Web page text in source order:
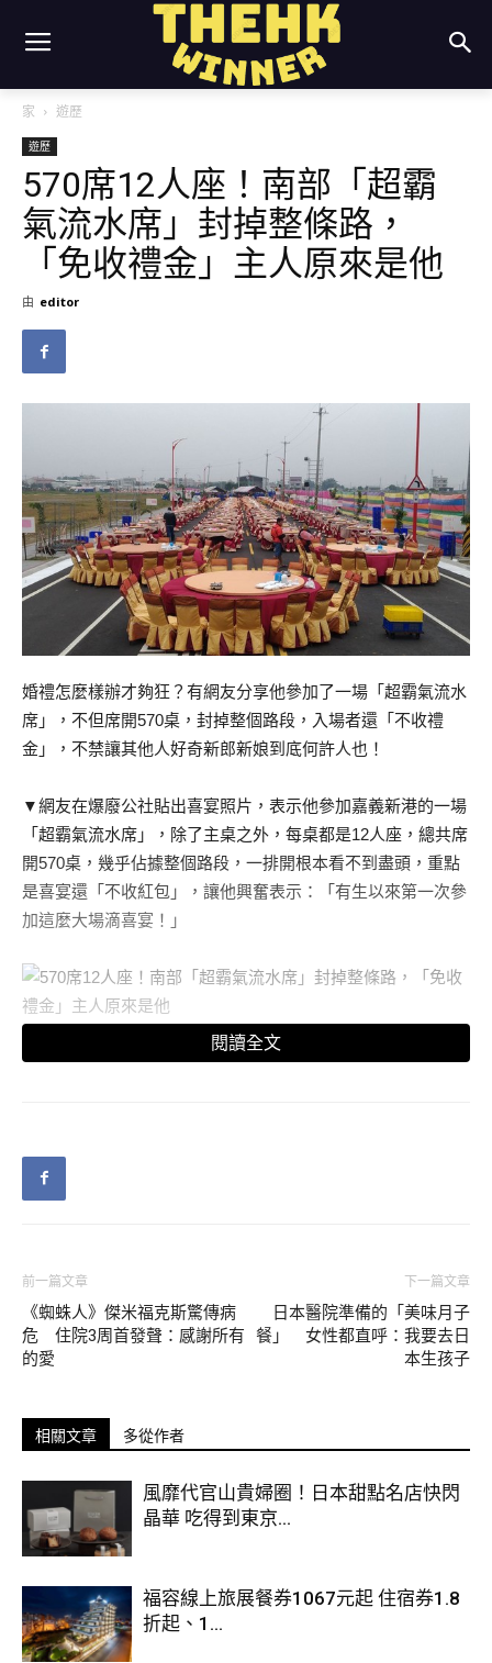
家 遊歷
遊歷
570席12人座！南部「超霸
氣流水席」封掉整條路，
「免收禮金」主人原來是他
由 editor
婚禮怎麼樣辦才夠狂？有網友分享他參加了一場「超霸氣流水
席」，不但席開570桌，封掉整個路段，入場者還「不收禮
金」，不禁讓其他人好奇新郎新娘到底何許人也！
▼網友在爆廢公社貼出喜宴照片，表示他參加嘉義新港的一場
「超霸氣流水席」，除了主桌之外，每桌都是12人座，總共席
開570桌，幾乎佔據整個路段，一排開根本看不到盡頭，重點
是喜宴還「不收紅包」，讓他興奮表示：「有生以來第一次參
加這麼大場滴喜宴！」
▼其他網友也直呼超狂，「現場可容納近7000人，好猛…」、
「第一道菜出來開始敬酒，570桌敬完，剛好甜品上了。」
來是嘉義縣議員葉孟龍迎娶美嬌娘助理，當天免收禮金就是要
讓鄉親「沾沾喜氣」。現場包括嘉義縣長張花冠、立委陳明
▼除了盛大排場外，現場還有6組總鋪師上演各種美食秀，其
中就包括了現切鮪魚秀。桃園、屏東等地的業者分別送來6條
閱讀全文
前一篇文章
《蜘蛛人》傑米福克斯驚傳病
危 住院3周首發聲：感謝所有
的愛
下一篇文章
日本醫院準備的「美味月子
餐」 女性都直呼：我要去日
本生孩子
相關文章 多從作者
風靡代官山貴婦圈！日本甜點名店快閃
晶華 吃得到東京...
福容線上旅展餐券1067元起 住宿券1.8
折起、1...